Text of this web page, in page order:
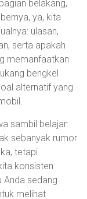
belakang,
ya, kita
ulasan,
serta apakah
memanfaatkan
bengkel
alternatif yang
sambil belajar:
sebanyak rumor
tetapi
konsisten
Anda sedang
melihat